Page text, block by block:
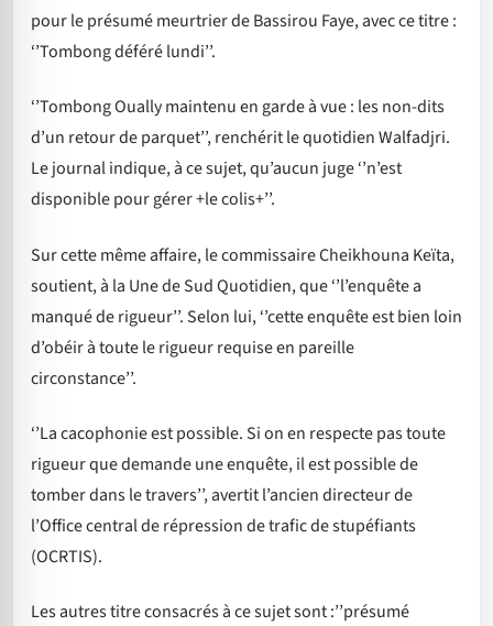
pour le présumé meurtrier de Bassirou Faye, avec ce titre :
‘’Tombong déféré lundi’’.
‘’Tombong Oually maintenu en garde à vue : les non-dits
d’un retour de parquet’’, renchérit le quotidien Walfadjri.
Le journal indique, à ce sujet, qu’aucun juge ‘’n’est
disponible pour gérer +le colis+’’.
Sur cette même affaire, le commissaire Cheikhouna Keïta,
soutient, à la Une de Sud Quotidien, que ‘’l’enquête a
manqué de rigueur’’. Selon lui, ‘’cette enquête est bien loin
d’obéir à toute le rigueur requise en pareille
circonstance’’.
‘’La cacophonie est possible. Si on en respecte pas toute
rigueur que demande une enquête, il est possible de
tomber dans le travers’’, avertit l’ancien directeur de
l’Office central de répression de trafic de stupéfiants
(OCRTIS).
Les autres titre consacrés à ce sujet sont :’’présumé